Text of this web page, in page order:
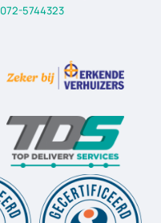
072-5744323